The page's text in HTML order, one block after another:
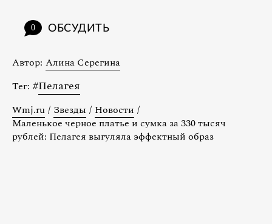
0 ОБСУДИТЬ
Автор: Алина Серегина
Тег: #Пелагея
Wmj.ru / Звезды / Новости /
Маленькое черное платье и сумка за 330 тысяч
рублей: Пелагея выгуляла эффектный образ